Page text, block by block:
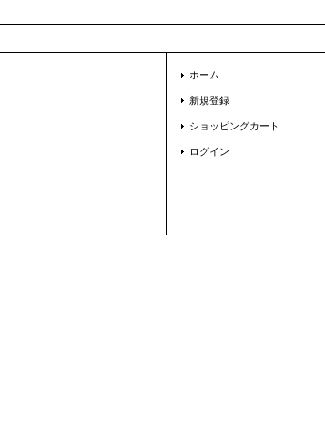
ホーム
新規登録
ショッピングカート
ログイン